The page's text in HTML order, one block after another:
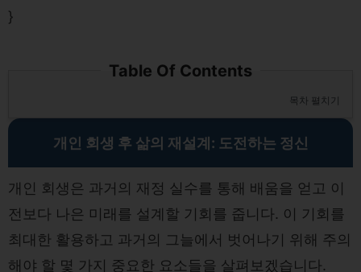
}
Table Of Contents
목차 펼치기
개인 회생 후 삶의 재설계: 도전하는 정신
개인 회생은 과거의 재정 실수를 통해 배움을 얻고 이
전보다 나은 미래를 설계할 기회를 줍니다. 이 기회를
최대한 활용하고 과거의 그늘에서 벗어나기 위해 주의
해야 할 몇 가지 중요한 요소들을 살펴보겠습니다.